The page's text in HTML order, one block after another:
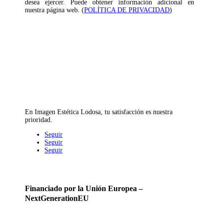
desea ejercer. Puede obtener información adicional en
nuestra página web. (POLÍTICA DE PRIVACIDAD)
En Imagen Estética Lodosa, tu satisfacción es nuestra
prioridad.
Seguir
Seguir
Seguir
Financiado por la Unión Europea –
NextGenerationEU